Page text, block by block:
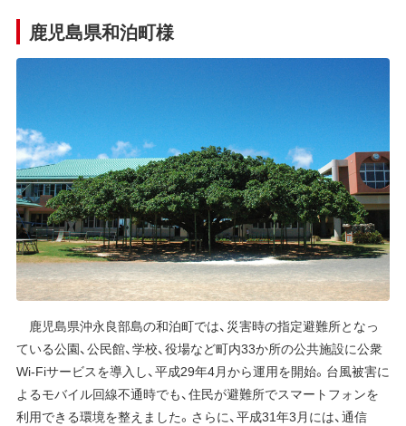
鹿児島県和泊町様
鹿児島県沖永良部島の和泊町では、災害時の指定避難所となっ
ている公園、公民館、学校、役場など町内33か所の公共施設に公衆
Wi-Fiサービスを導入し、平成29年4月から運用を開始。台風被害に
よるモバイル回線不通時でも、住民が避難所でスマートフォンを
利用できる環境を整えました。さらに、平成31年3月には、通信